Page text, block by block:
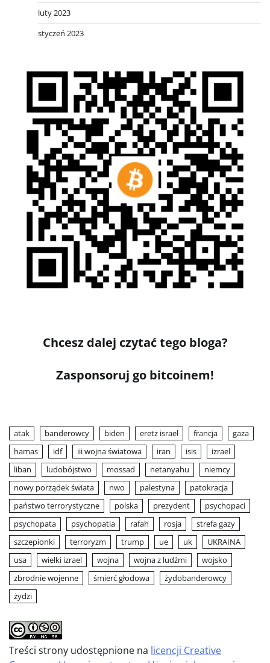
luty 2023
styczeń 2023
Chcesz dalej czytać tego bloga?
Zasponsoruj go bitcoinem!
atak banderowcy biden eretz israel francja
gaza
hamas
idf iii wojna światowa iran isis
izrael
liban
ludobójstwo mossad netanyahu
niemcy
nowy porządek świata
nwo palestyna
patokracja
państwo terrorystyczne
polska prezydent
psychopaci
psychopata
psychopatia rafah rosja
strefa gazy
szczepionki
terroryzm trump ue uk
UKRAINA
usa
wielki izrael wojna wojna z ludźmi
wojsko
zbrodnie wojenne
śmierć głodowa
żydobanderowcy
żydzi
Treści strony udostępnione na licencji Creative